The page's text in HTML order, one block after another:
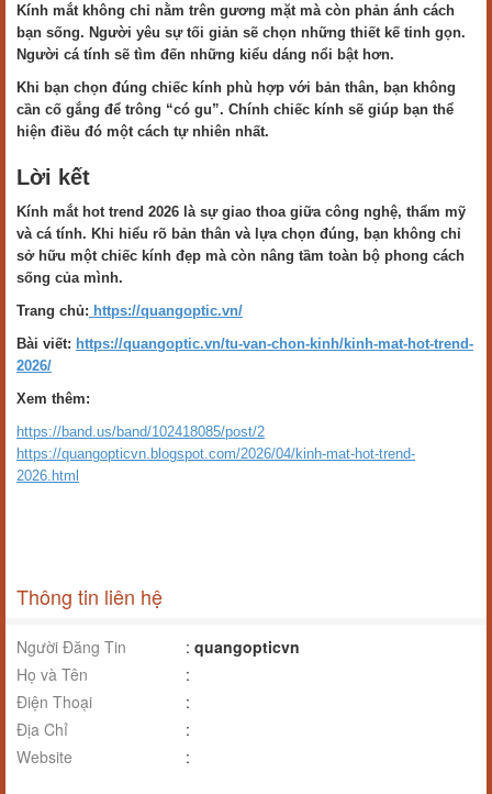
Kính mắt không chỉ nằm trên gương mặt mà còn phản ánh cách
bạn sống. Người yêu sự tối giản sẽ chọn những thiết kế tinh gọn.
Người cá tính sẽ tìm đến những kiểu dáng nổi bật hơn.
Khi bạn chọn đúng chiếc kính phù hợp với bản thân, bạn không
cần cố gắng để trông “có gu”. Chính chiếc kính sẽ giúp bạn thể
hiện điều đó một cách tự nhiên nhất.
Lời kết
Kính mắt hot trend 2026 là sự giao thoa giữa công nghệ, thẩm mỹ
và cá tính. Khi hiểu rõ bản thân và lựa chọn đúng, bạn không chỉ
sở hữu một chiếc kính đẹp mà còn nâng tầm toàn bộ phong cách
sống của mình.
Trang chủ: https://quangoptic.vn/
Bài viết: https://quangoptic.vn/tu-van-chon-kinh/kinh-mat-hot-trend-
2026/
Xem thêm:
https://band.us/band/102418085/post/2
https://quangopticvn.blogspot.com/2026/04/kinh-mat-hot-trend-
2026.html
Thông tin liên hệ
Người Đăng Tin : quangopticvn
Họ và Tên
:
Điện Thoại
:
Địa Chỉ
:
Website
: